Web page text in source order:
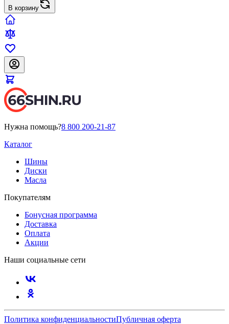
В корзину
Нужна помощь?8 800 200-21-87
Каталог
Шины
Диски
Масла
Покупателям
Бонусная программа
Доставка
Оплата
Акции
Наши социальные сети
Политика конфиденциальностиПубличная оферта